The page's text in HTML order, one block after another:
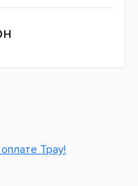
Tpay!